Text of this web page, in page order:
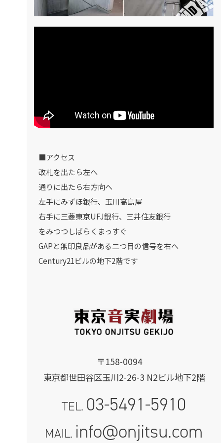
〒158-0094
東京都世田谷区玉川2-26-3 N2ビル地下2階
TEL. 03-5491-5910
MAIL. info@onjitsu.com
■アクセス
改札を出たら左へ
通りに出たら右方向へ
左手にみずほ銀行、玉川高島屋
右手に三菱東京UFJ銀行、三井住友銀行
をみつつしばらくまっすぐ
GAPと無印良品がある二つ目の信号を右へ
Century21ビルの地下2階です